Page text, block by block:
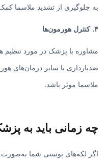
به جلوگیری از تشدید ملاسما
۴. کنترل هورمون‌ها
مشاوره با پزشک در مورد
ضدبارداری یا سایر درمان‌های
ملاسما موثر باشد.
چه زمانی باید به
اگر لکه‌های پوستی شما به‌صورت